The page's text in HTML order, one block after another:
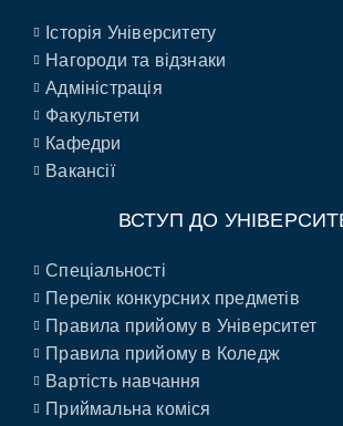
Історія Університету
Нагороди та відзнаки
Адміністрація
Факультети
Кафедри
Вакансії
ВСТУП ДО
Спеціальності
Перелік конкурсних предметів
Правила прийому в Університет
Правила прийому в Коледж
Вартість навчання
Приймальна коміся